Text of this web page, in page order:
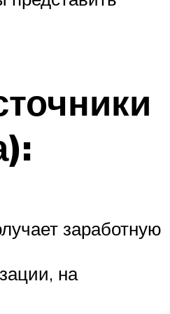
заработную
на